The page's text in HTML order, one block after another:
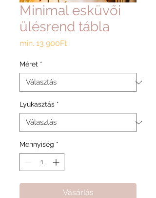
Minimal esküvői
ülésrend tábla
min. 13 900FtAkciós
Méret *
Lyukasztás *
Mennyiség *
Vásárlás